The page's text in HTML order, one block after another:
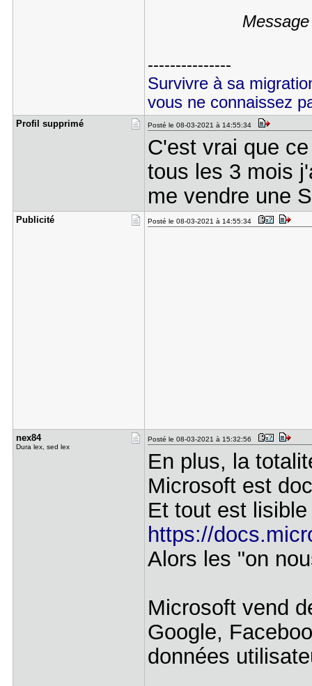
---------------
Survivre à sa
vous ne connaissez
Profil sup​primé Posté le 08-03-2021 à 14:55:34
C'est vrai que
tous les 3 mois
me vendre une
Publicité Posté le 08-03-2021 à 14:55:34
nex84
Dura lex, sed lex
Posté le 08-03-2021 à 15:32:56
En plus, la
Microsoft est
Et tout est
https://
Alors les "on
Microsoft vend
Google,
données